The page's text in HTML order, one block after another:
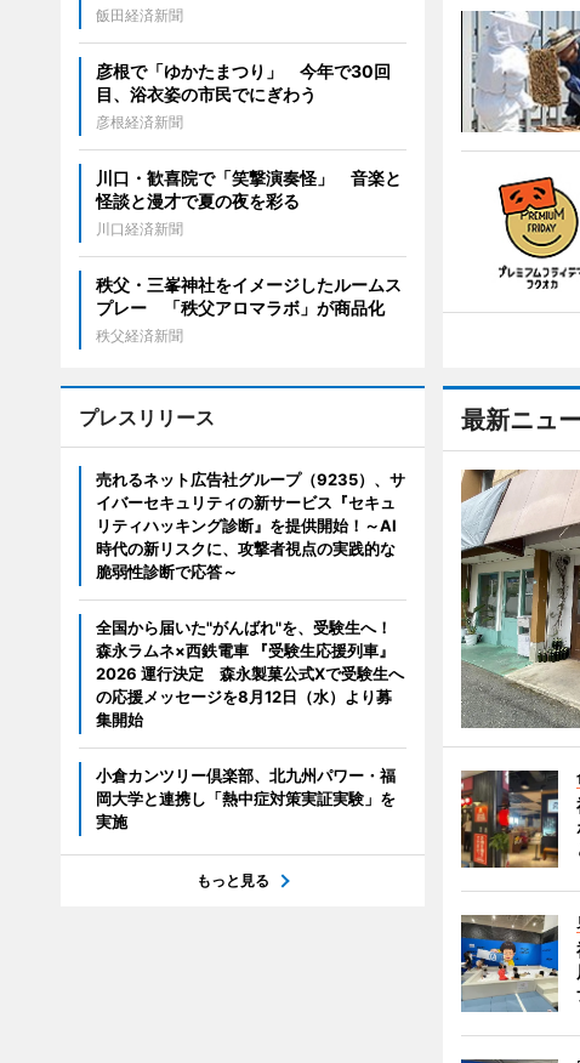
最新ニュ
飯田経済新聞
彦根で「ゆかたまつり」 今年で30回
目、浴衣姿の市民でにぎわう
彦根経済新聞
川口・歓喜院で「笑撃演奏怪」 音楽と
怪談と漫才で夏の夜を彩る
川口経済新聞
秩父・三峯神社をイメージしたルームス
プレー 「秩父アロマラボ」が商品化
秩父経済新聞
プレスリリース
売れるネット広告社グループ（9235）、サ
イバーセキュリティの新サービス『セキュ
リティハッキング診断』を提供開始！～AI
時代の新リスクに、攻撃者視点の実践的な
脆弱性診断で応答～
全国から届いた"がんばれ"を、受験生へ！
森永ラムネ×西鉄電車 『受験生応援列車』
2026 運行決定 森永製菓公式Xで受験生へ
の応援メッセージを8月12日（水）より募
集開始
小倉カンツリー倶楽部、北九州パワー・福
岡大学と連携し「熱中症対策実証実験」を
実施
もっと見る